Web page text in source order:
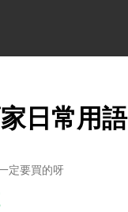
日常用語
定要買的呀